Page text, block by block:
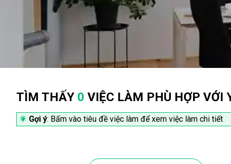
TÌM THẤY 0 VIỆC LÀM PHÙ HỢP VỚI
Gợi ý: Bấm vào tiêu đề việc làm để xem việc làm chi tiết